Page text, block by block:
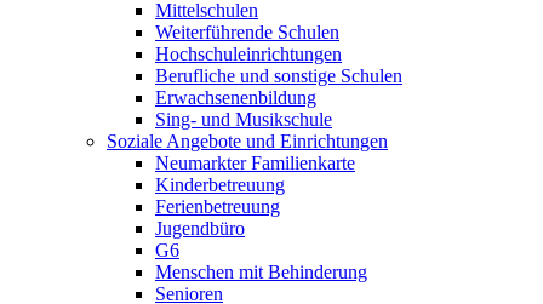
Mittelschulen
Weiterführende Schulen
Hochschuleinrichtungen
Berufliche und sonstige Schulen
Erwachsenenbildung
Sing- und Musikschule
Soziale Angebote und Einrichtungen
Neumarkter Familienkarte
Kinderbetreuung
Ferienbetreuung
Jugendbüro
G6
Menschen mit Behinderung
Senioren